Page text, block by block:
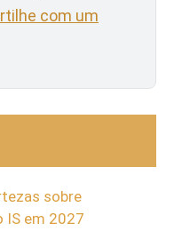
com um
sobre
IS em 2027